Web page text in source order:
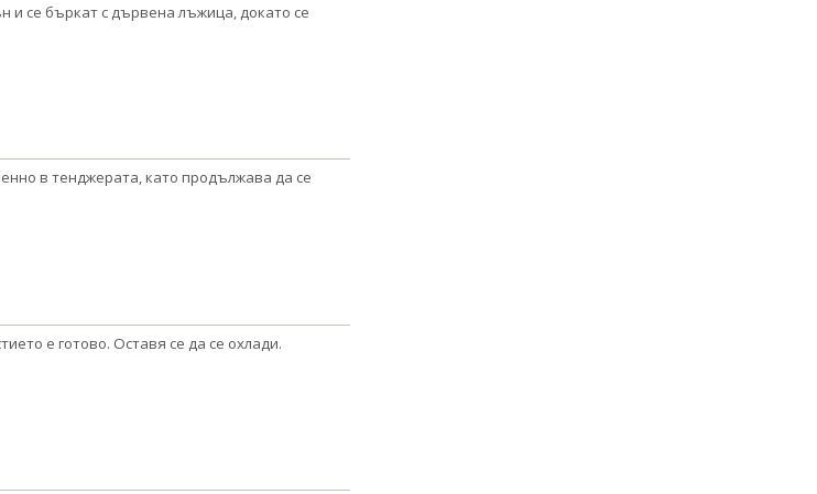
и се бъркат с дървена лъжица, докато се
в тенджерата, като продължава да се
е готово. Оставя се да се охлади.